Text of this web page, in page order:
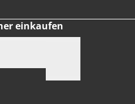
einkaufen